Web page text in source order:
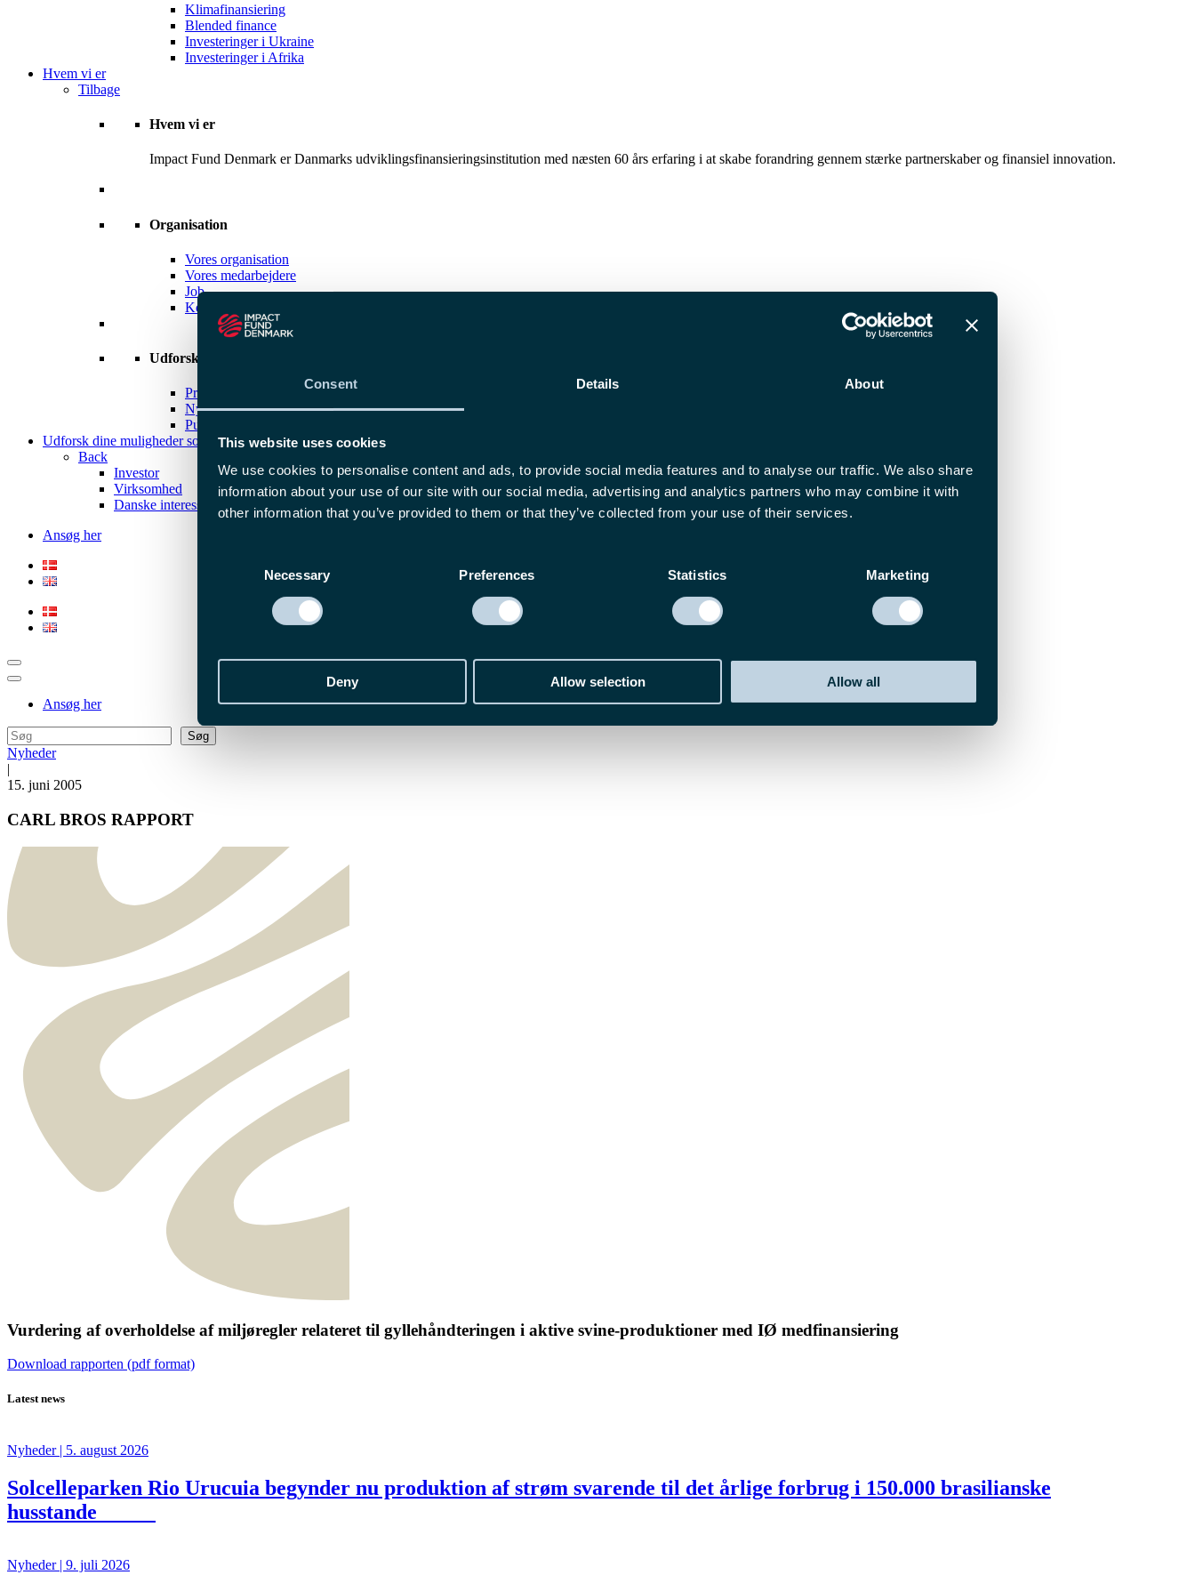
Consent Details About
This website uses cookies
We use cookies to personalise content and ads, to provide social media features and to analyse our traffic. We also share
information about your use of our site with our social media, advertising and analytics partners who may combine it with
other information that you’ve provided to them or that they’ve collected from your use of their services.
Necessary Preferences Statistics Marketing
Deny Allow selection Allow all
Klimafinansiering
Blended finance
Investeringer i Ukraine
Investeringer i Afrika
Hvem vi er
Tilbage
Hvem vi er
Impact Fund Denmark er Danmarks udviklingsfinansieringsinstitution med næsten 60 års erfaring i at skabe forandring gennem stærke partnerskaber og finansiel innovation.
Organisation
Vores organisation
Vores medarbejdere
Job
Kontakt os
Udforsk
Pressekontakt
Nyheder og events
Publikationer
Udforsk dine muligheder som...
Back
Investor
Virksomhed
Danske interessenter
Ansøg her
Ansøg her
Søg
Søg
Nyheder
|
15. juni 2005
CARL BROS RAPPORT
Vurdering af overholdelse af miljøregler relateret til gyllehåndteringen i aktive svine-produktioner med IØ medfinansiering
Download rapporten (pdf format)
Latest news
Nyheder | 5. august 2026
Solcelleparken Rio Urucuia begynder nu produktion af strøm svarende til det årlige forbrug i 150.000 brasilianske
husstande
Nyheder | 9. juli 2026